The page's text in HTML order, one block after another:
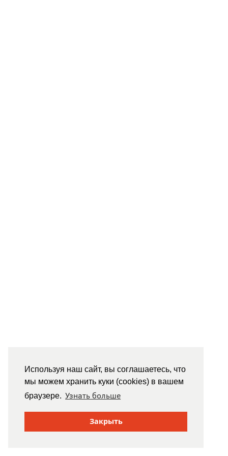
Используя наш сайт, вы соглашаетесь, что
мы можем хранить куки (cookies) в вашем
браузере. Узнать больше
Закрыть